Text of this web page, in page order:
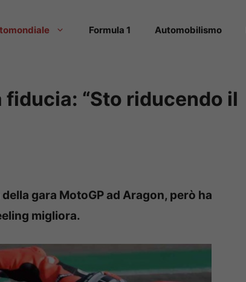
Formula 1 Automobilismo
fiducia: “Sto riducendo il
gara MotoGP ad Aragon, però ha
migliora.